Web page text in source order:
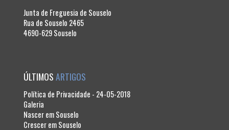
Junta de Freguesia de Souselo
Rua de Souselo 2465
4690-629 Souselo
ÚLTIMOSARTIGOS
Política de Privacidade - 24-05-2018
Galeria
Nascer em Souselo
Crescer em Souselo